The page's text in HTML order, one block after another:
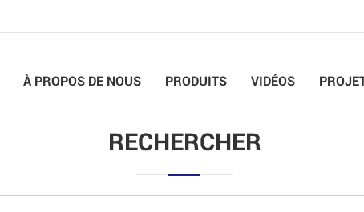
À PROPOS DE NOUS PRODUITS VIDÉOS
RECHERCHER